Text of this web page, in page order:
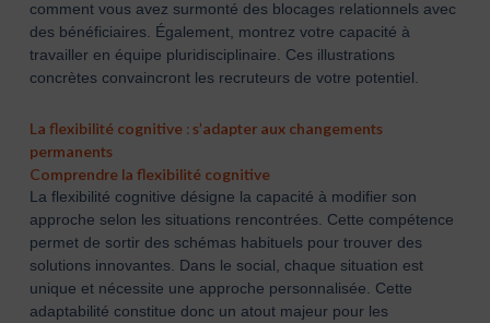
comment vous avez surmonté des blocages relationnels avec
des bénéficiaires. Également, montrez votre capacité à
travailler en équipe pluridisciplinaire. Ces illustrations
concrètes convaincront les recruteurs de votre potentiel.
La flexibilité cognitive : s’adapter aux changements
permanents
Comprendre la flexibilité cognitive
La flexibilité cognitive désigne la capacité à modifier son
approche selon les situations rencontrées. Cette compétence
permet de sortir des schémas habituels pour trouver des
solutions innovantes. Dans le social, chaque situation est
unique et nécessite une approche personnalisée. Cette
adaptabilité constitue donc un atout majeur pour les